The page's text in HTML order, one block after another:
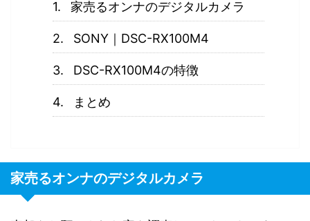
家売るオンナのデジタルカメラ
SONY｜DSC-RX100M4
DSC-RX100M4の特徴
まとめ
家売るオンナのデジタルカメラ